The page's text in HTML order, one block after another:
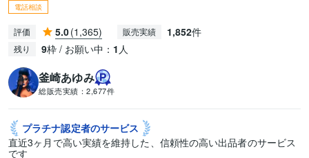
電話相談
評価 5.0(1,365) 販売実績 1,852件
残り 9枠 / お願い中： 1 人
釜崎あゆみ
総販売実績： 2,677件
プラチナ認定者のサービス
直近3ヶ月で高い実績を維持した、信頼性の高い出品者のサービス
です